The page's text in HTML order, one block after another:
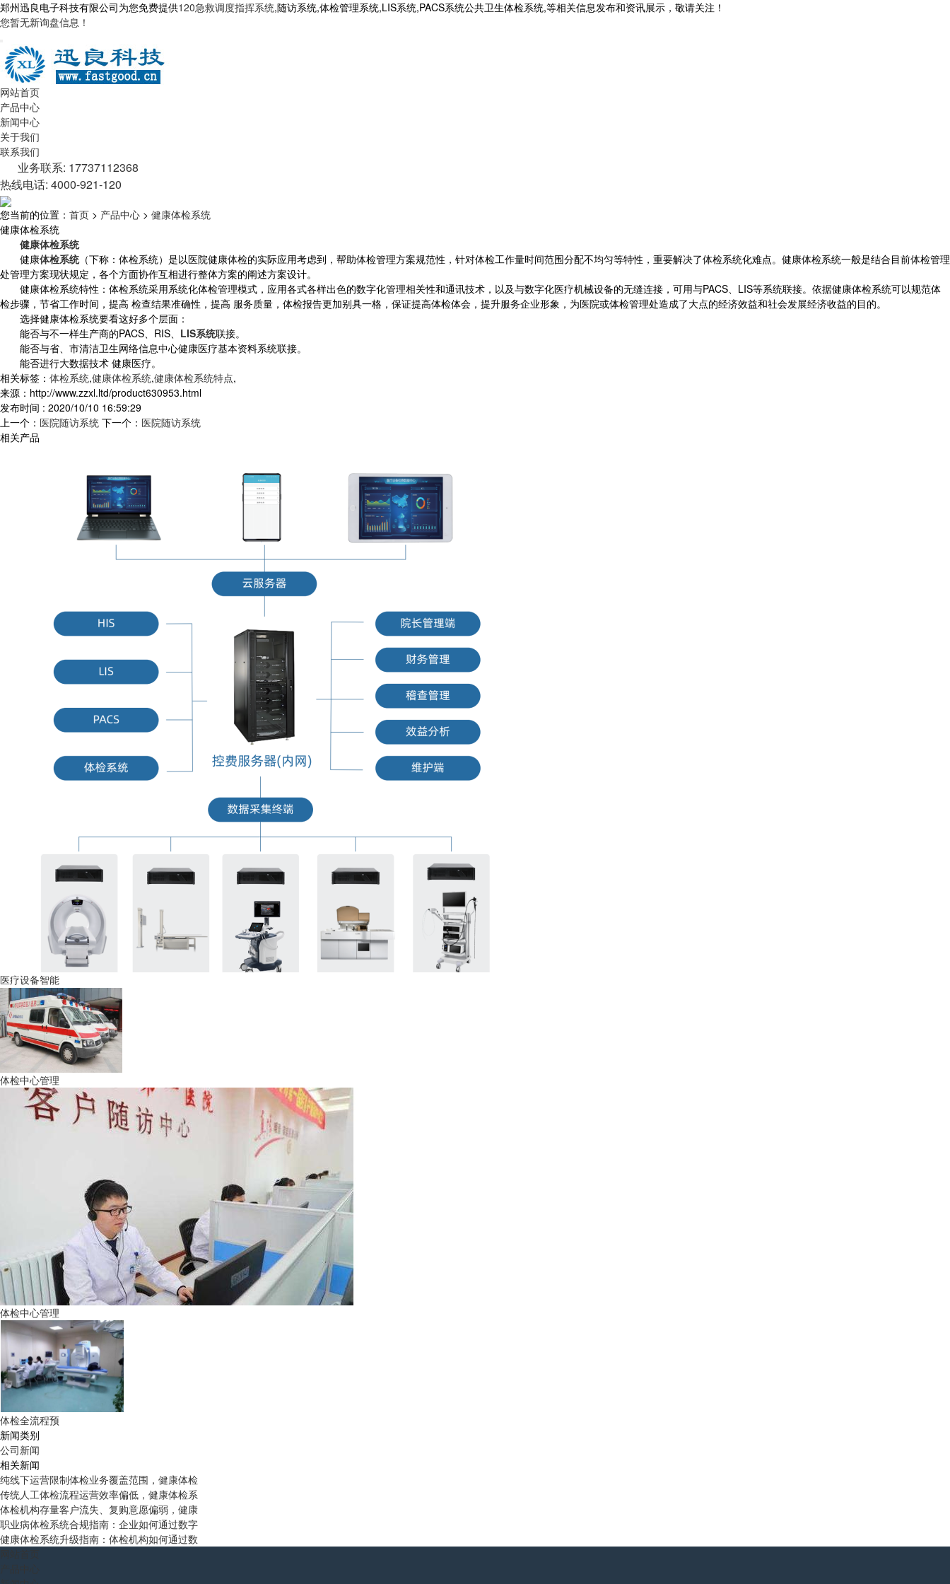
郑州迅良电子科技有限公司为您免费提供120急救调度指挥系统,随访系统,体检管理系统,LIS系统,PACS系统公共卫生体检系统,等相关信息发布和资讯展示，敬请关注！
您暂无新询盘信息！
网站首页
产品中心
新闻中心
关于我们
联系我们
业务联系: 17737112368
热线电话: 4000-921-120
您当前的位置： 首页 > 产品中心 > 健康体检系统
健康体检系统
健康体检系统
健康体检系统（下称：体检系统）是以医院健康体检的实际应用考虑到，帮助体检管理方案规范性，针对体检工作量时间范围分配不均匀等特性，重要解决了体检系统化难点。健康体检系统一般是结合目前体检管理
处管理方案现状规定，各个方面协作互相进行整体方案的阐述方案设计。
健康体检系统特性：体检系统采用系统化体检管理模式，应用各式各样出色的数字化管理相关性和通讯技术，以及与数字化医疗机械设备的无缝连接，可用与PACS、LIS等系统联接。依据健康体检系统可以规范体
检步骤，节省工作时间，提高 检查结果准确性，提高 服务质量，体检报告更加别具一格，保证提高体检体会，提升服务企业形象，为医院或体检管理处造成了大点的经济效益和社会发展经济收益的目的。
选择健康体检系统要看这好多个层面：
能否与不一样生产商的PACS、RIS、 LIS系统联接。
能否与省、市清洁卫生网络信息中心健康医疗基本资料系统联接。
能否进行大数据技术 健康医疗。
相关标签： 体检系统,健康体检系统,健康体检系统特点,
来源：http://www.zzxl.ltd/product630953.html
发布时间 : 2020/10/10 16:59:29
上一个： 医院随访系统 下一个： 医院随访系统
相关产品
医疗设备智能
体检中心管理
体检中心管理
体检全流程预
新闻类别
公司新闻
相关新闻
纯线下运营限制体检业务覆盖范围，健康体检
传统人工体检流程运营效率偏低，健康体检系
体检机构存量客户流失、复购意愿偏弱，健康
职业病体检系统合规指南：企业如何通过数字
健康体检系统升级指南：体检机构如何通过数